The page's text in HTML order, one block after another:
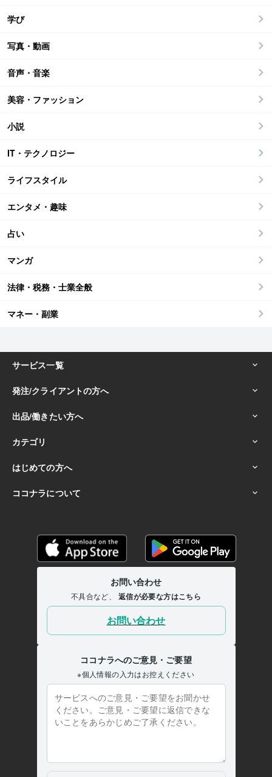
学び
写真・動画
音声・音楽
美容・ファッション
小説
IT・テクノロジー
ライフスタイル
エンタメ・趣味
占い
マンガ
法律・税務・士業全般
マネー・副業